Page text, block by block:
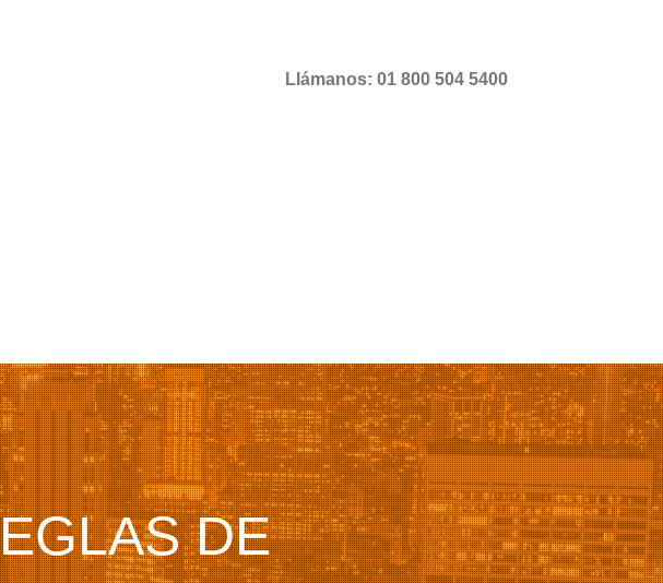
Llámanos: 01 800 504 5400
DE